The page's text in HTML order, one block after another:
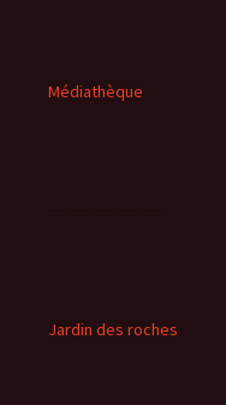
Médiathèque
Jardin des roches